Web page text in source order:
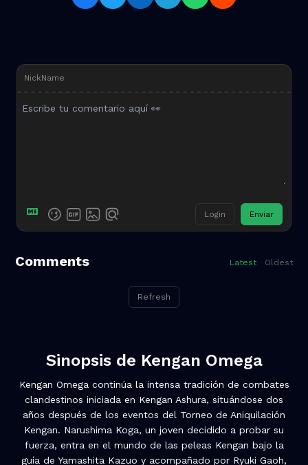
NickName
Login Enviar
Comments Latest Oldest
Refresh
Sinopsis de Kengan Omega
Kengan Omega continúa la intensa tradición de combates
clandestinos iniciada en Kengan Ashura, situándose dos
años después de los eventos del Torneo de Aniquilación
Kengan. Narushima Koga, un joven decidido a probar su
fuerza, entra en el mundo de las peleas Kengan bajo la
guía de Yamashita Kazuo y acompañado por Ryuki Gaoh,